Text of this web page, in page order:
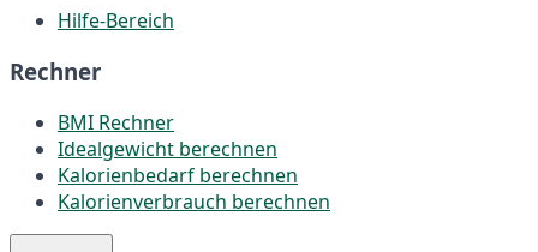
Hilfe-Bereich
Rechner
BMI Rechner
Idealgewicht berechnen
Kalorienbedarf berechnen
Kalorienverbrauch berechnen